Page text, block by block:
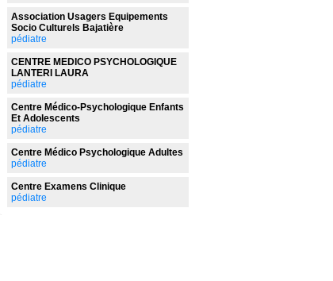
Association Usagers Equipements
Socio Culturels Bajatière
pédiatre
CENTRE MEDICO PSYCHOLOGIQUE
LANTERI LAURA
pédiatre
Centre Médico-Psychologique Enfants
Et Adolescents
pédiatre
Centre Médico Psychologique Adultes
pédiatre
Centre Examens Clinique
pédiatre